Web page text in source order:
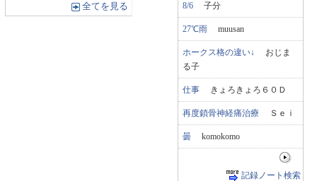
全てを見る
8/6 子分
27℃雨 muusan
ホークス格の違い↓ おじま
る子
仕事 きょろきょろ６０Ｄ
再度鎖骨神経痛治療 Ｓｅｉ
曇 komokomo
記録ノート検索